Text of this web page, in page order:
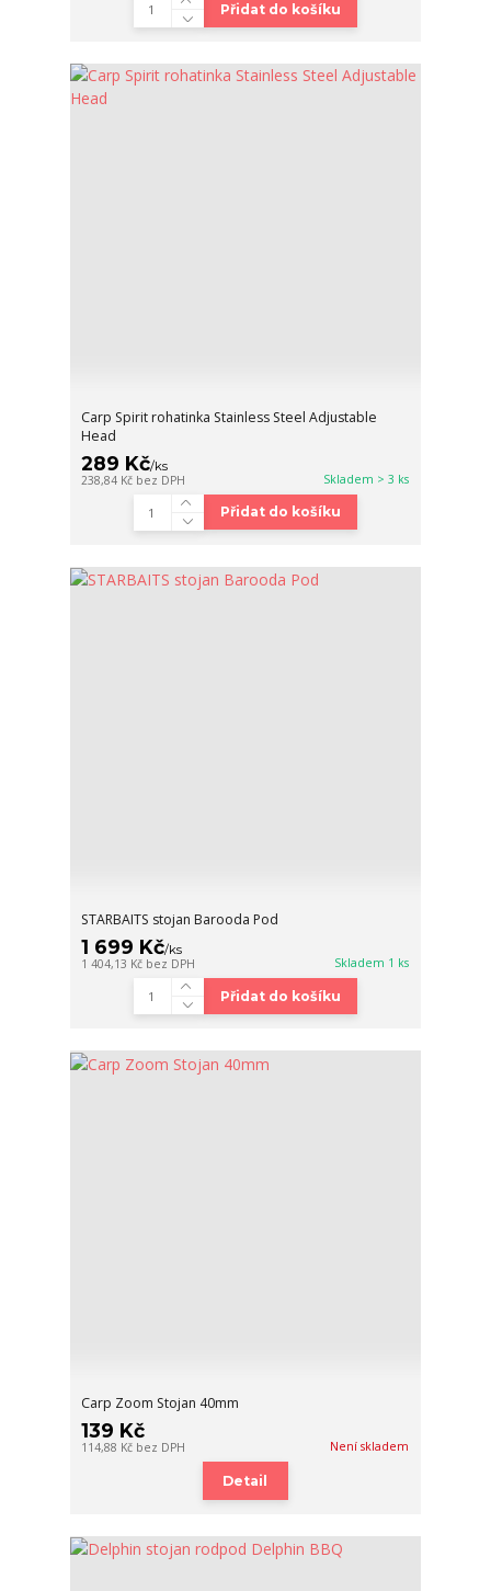
Přidat do košíku
Carp Spirit rohatinka Stainless Steel Adjustable
Head
289 Kč/ks
238,84 Kč bez DPH Skladem > 3 ks
Přidat do košíku
STARBAITS stojan Barooda Pod
1 699 Kč/ks
1 404,13 Kč bez DPH Skladem 1 ks
Přidat do košíku
Carp Zoom Stojan 40mm
139 Kč
114,88 Kč bez DPH Není skladem
Detail